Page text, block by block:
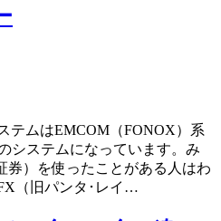
テムはEMCOM（FONOX）系
システムになっています。み
券）を使ったことがある人はわ
（旧パンタ･レイ…